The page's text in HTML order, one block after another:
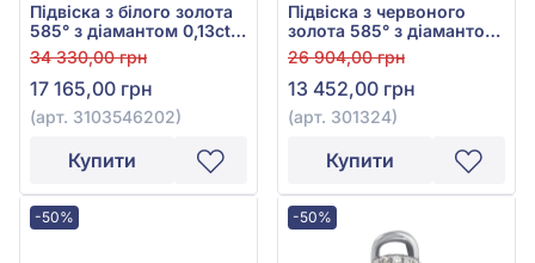
Підвіска з білого золота
585° з діамантом 0,13ct,
арт. 3103546202
34 330,00 грн
17 165,00 грн
(арт. 3103546202)
Купити
Підвіска з червоного
золота 585° з діамантом
0,12ct, арт. 301324
26 904,00 грн
13 452,00 грн
(арт. 301324)
Купити
-50% -50%